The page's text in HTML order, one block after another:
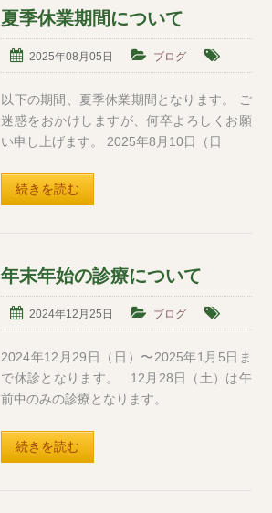
夏季休業期間について
2025年08月05日 ブログ
以下の期間、夏季休業期間となります。 ご
迷惑をおかけしますが、何卒よろしくお願
い申し上げます。 2025年8月10日（日
続きを読む
年末年始の診療について
2024年12月25日 ブログ
2024年12月29日（日）〜2025年1月5日ま
で休診となります。 12月28日（土）は午
前中のみの診療となります。
続きを読む